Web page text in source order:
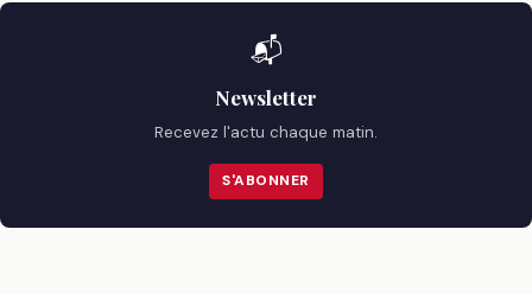
📬
Newsletter
Recevez l'actu chaque matin.
S'ABONNER